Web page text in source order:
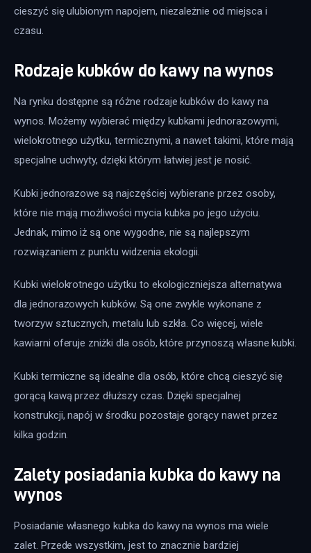
cieszyć się ulubionym napojem, niezależnie od miejsca i
czasu.
Rodzaje kubków do kawy na wynos
Na rynku dostępne są różne rodzaje kubków do kawy na
wynos. Możemy wybierać między kubkami jednorazowymi,
wielokrotnego użytku, termicznymi, a nawet takimi, które mają
specjalne uchwyty, dzięki którym łatwiej jest je nosić.
Kubki jednorazowe są najczęściej wybierane przez osoby,
które nie mają możliwości mycia kubka po jego użyciu.
Jednak, mimo iż są one wygodne, nie są najlepszym
rozwiązaniem z punktu widzenia ekologii.
Kubki wielokrotnego użytku to ekologiczniejsza alternatywa
dla jednorazowych kubków. Są one zwykle wykonane z
tworzyw sztucznych, metalu lub szkła. Co więcej, wiele
kawiarni oferuje zniżki dla osób, które przynoszą własne kubki.
Kubki termiczne są idealne dla osób, które chcą cieszyć się
gorącą kawą przez dłuższy czas. Dzięki specjalnej
konstrukcji, napój w środku pozostaje gorący nawet przez
kilka godzin.
Zalety posiadania kubka do kawy na
wynos
Posiadanie własnego kubka do kawy na wynos ma wiele
zalet. Przede wszystkim, jest to znacznie bardziej